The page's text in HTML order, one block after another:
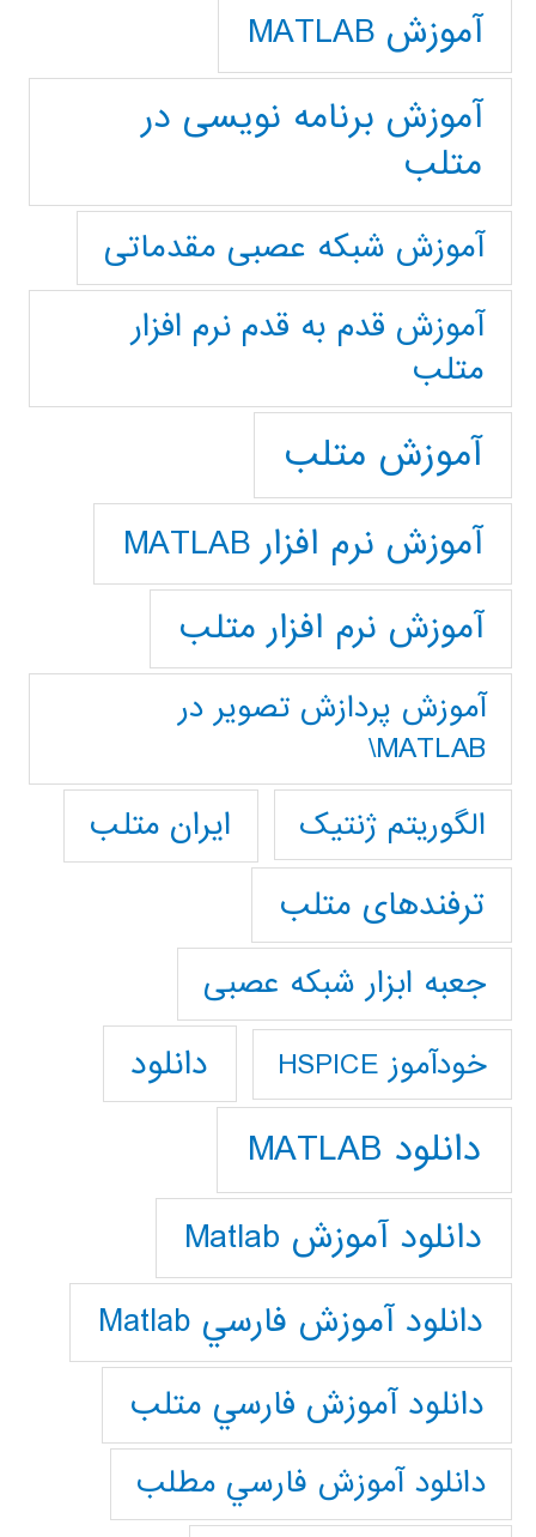
آموزش MATLAB
آموزش برنامه نویسی در
متلب
آموزش شبکه عصبی مقدماتی
آموزش قدم به قدم نرم افزار
متلب
آموزش متلب
آموزش نرم افزار MATLAB
آموزش نرم افزار متلب
آموزش پردازش تصوير در
MATLAB\
الگوریتم ژنتیک
ایران متلب
ترفندهای متلب
جعبه ابزار شبکه عصبی
خودآموز HSPICE دانلود
دانلود MATLAB
دانلود آموزش Matlab
دانلود آموزش فارسي Matlab
دانلود آموزش فارسي متلب
دانلود آموزش فارسي مطلب